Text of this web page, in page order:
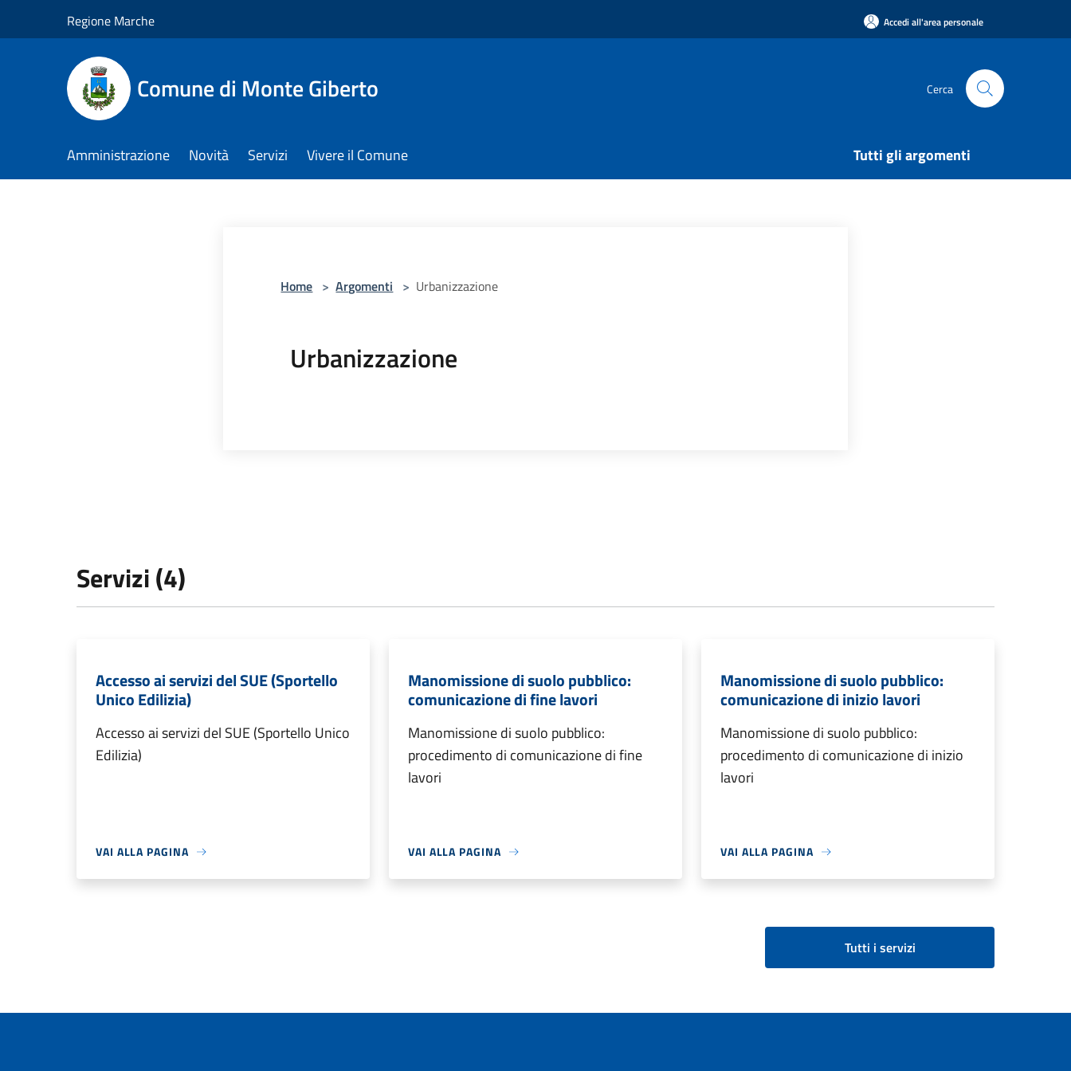
Regione Marche Accedi all'area personale
Comune di Monte Giberto Cerca
Amministrazione Novità Servizi Vivere il Comune Tutti gli argomenti
Home > Argomenti > Urbanizzazione
Urbanizzazione
Servizi (4)
Accesso ai servizi del SUE (Sportello
Unico Edilizia)
Accesso ai servizi del SUE (Sportello Unico
Edilizia)
VAI ALLA PAGINA
Manomissione di suolo pubblico:
comunicazione di fine lavori
Manomissione di suolo pubblico:
procedimento di comunicazione di fine
lavori
VAI ALLA PAGINA
Manomissione di suolo pubblico:
comunicazione di inizio lavori
Manomissione di suolo pubblico:
procedimento di comunicazione di inizio
lavori
VAI ALLA PAGINA
Tutti i servizi